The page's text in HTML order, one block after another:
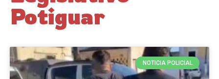
Potiguar
NOTICIA POLICIAL